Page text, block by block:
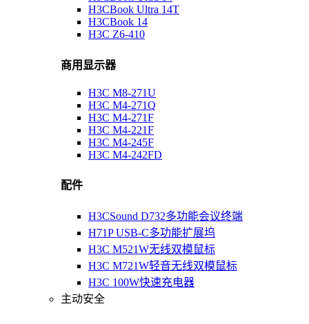
H3CBook Ultra 14T
H3CBook 14
H3C Z6-410
商用显示器
H3C M8-271U
H3C M4-271Q
H3C M4-271F
H3C M4-221F
H3C M4-245F
H3C M4-242FD
配件
H3CSound D732多功能会议终端
H71P USB-C多功能扩展坞
H3C M521W无线双模鼠标
H3C M721W轻音无线双模鼠标
H3C 100W快速充电器
主动安全